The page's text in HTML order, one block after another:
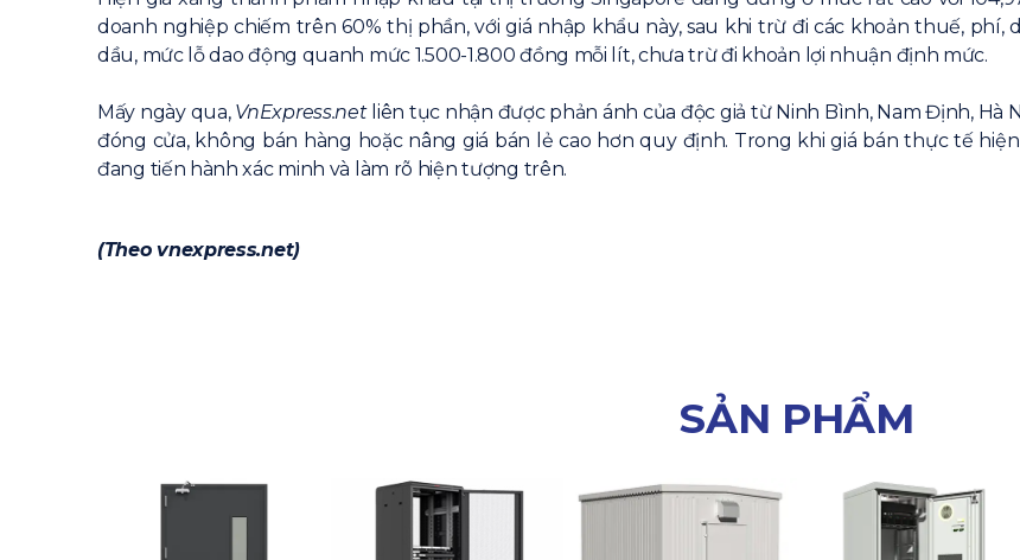
doanh nghiệp chiếm trên 60% thị phần, với giá nhập khẩu này, sau khi trừ đi các khoản thuế,
dầu, mức lỗ dao động quanh mức 1.500-1.800 đồng mỗi lít, chưa trừ đi khoản lợi nhuận định mức.
Mấy ngày qua, VnExpress.netliên tục nhận được phản ánh của độc giả từ Ninh Bình, Nam Định, Hà
đóng cửa, không bán hàng hoặc nâng giá bán lẻ cao hơn quy định. Trong khi giá bán thực tế
đang tiến hành xác minh và làm rõ hiện tượng trên.
(Theo vnexpress.net)
SẢN PHẨM